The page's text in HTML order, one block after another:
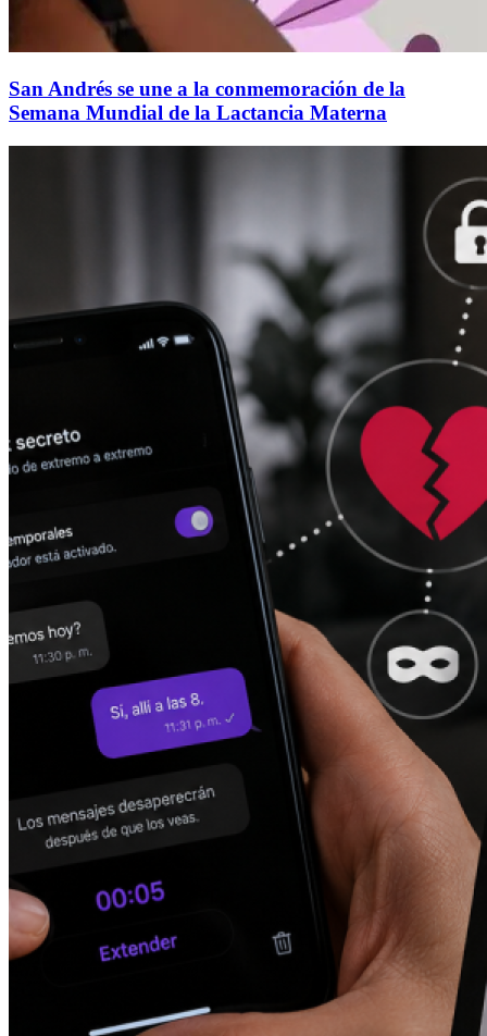
San Andrés se une a la conmemoración de la
Semana Mundial de la Lactancia Materna